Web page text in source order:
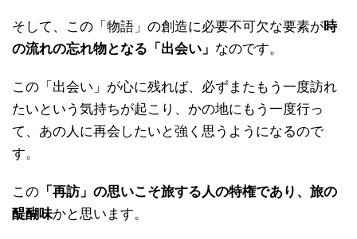
そして、この「物語」の創造に必要不可欠な要素が時
の流れの忘れ物となる「出会い」 なのです。
この「出会い」が心に残れば、必ずまたもう一度訪れ
たいという気持ちが起こり、かの地にもう一度行っ
て、あの人に再会したいと強く思うようになるので
す。
この 「再訪」の思いこそ旅する人の特権であり、旅の
醍醐味かと思います。